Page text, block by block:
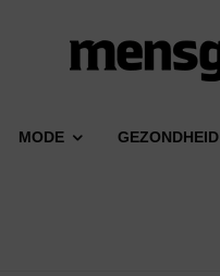
MODE GEZONDHEID